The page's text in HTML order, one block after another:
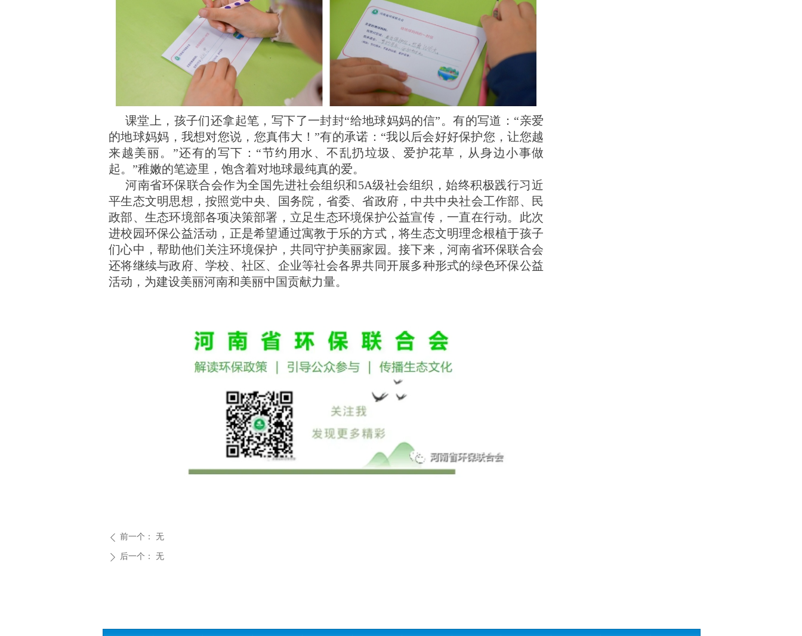
课堂上，孩子们还拿起笔，写下了一封封“给地球妈妈的信”。有的写道：“亲爱
的地球妈妈，我想对您说，您真伟大！”有的承诺：“我以后会好好保护您，让您越
来越美丽。”还有的写下：“节约用水、不乱扔垃圾、爱护花草，从身边小事做
起。”稚嫩的笔迹里，饱含着对地球最纯真的爱。
河南省环保联合会作为全国先进社会组织和5A级社会组织，始终积极践行习近
平生态文明思想，按照党中央、国务院，省委、省政府，中共中央社会工作部、民
政部、生态环境部各项决策部署，立足生态环境保护公益宣传，一直在行动。此次
进校园环保公益活动，正是希望通过寓教于乐的方式，将生态文明理念根植于孩子
们心中，帮助他们关注环境保护，共同守护美丽家园。接下来，河南省环保联合会
还将继续与政府、学校、社区、企业等社会各界共同开展多种形式的绿色环保公益
活动， 为建设美丽河南和美丽中国贡献力量。
ꄴ 前一个： 无
ꄲ 后一个： 无